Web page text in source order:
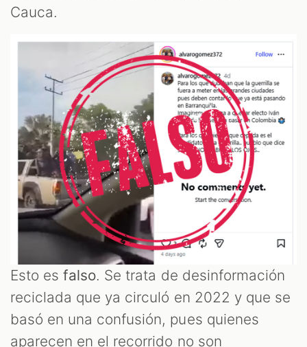
Cauca.
Esto esfalso. Se trata de desinformación
reciclada que ya circuló en 2022 y que se
basó en una confusión, pues quienes
aparecen en el recorrido no son